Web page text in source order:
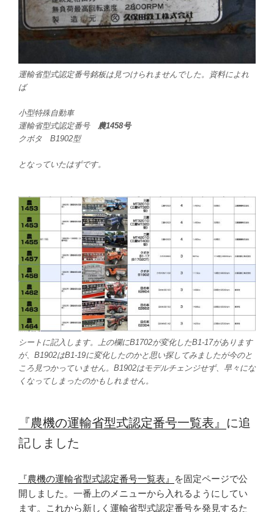
運輸省型式認定番号銘板は見つけられませんでした。資料によれ
ば
小型特殊自動車
運輸省型式認定番号 農1458号
クボタ B1902型
となっていたはずです。
シートに記入します。上の欄にB1702が変化したB1-17があります
が、B1902はB1-19に変化したのかと思い探してみましたが今のと
ころ見つかっていません。B1902はモデルチェンジせず、早々にな
くなってしまったのかもしれません。
『農機の運輸省型式認定番号一覧表』 に追
記しました
『農機の運輸省型式認定番号一覧表』
を固定ページで公
開しました。一番上のメニューから入れるようにしてい
ます。これから新しく運輸省型式認定番号を発見するた